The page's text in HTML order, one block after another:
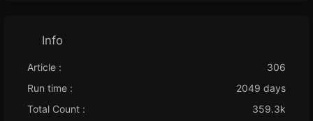
Info
Article :
306
Run time :
2049 days
Total Count :
359.3k